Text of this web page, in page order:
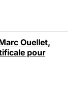
Ouellet,
pour